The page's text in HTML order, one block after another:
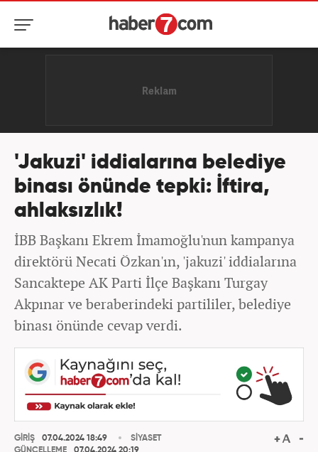
'Jakuzi' iddialarına belediye
binası önünde tepki: İftira,
ahlaksızlık!
İBB Başkanı Ekrem İmamoğlu'nun kampanya
direktörü Necati Özkan'ın, 'jakuzi' iddialarına
Sancaktepe AK Parti İlçe Başkanı Turgay
Akpınar ve beraberindeki partililer, belediye
binası önünde cevap verdi.
GİRİŞ
07.04.2024 18:49
SİYASET